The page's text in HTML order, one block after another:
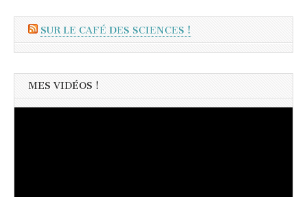
SUR LE CAFÉ DES SCIENCES !
MES VIDÉOS !